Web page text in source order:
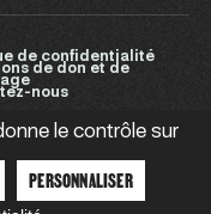
de confidentialité
de don et de
nous
réalisé parSweet Punk
le contrôle sur
PERSONNALISER